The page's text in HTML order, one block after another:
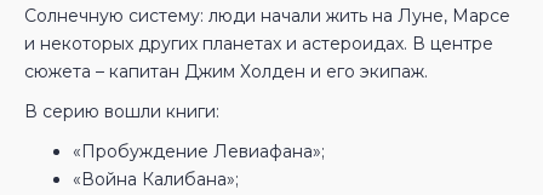
Солнечную систему: люди начали жить на Луне, Марсе
и некоторых других планетах и астероидах. В центре
сюжета – капитан Джим Холден и его экипаж.
В серию вошли книги:
«Пробуждение Левиафана»;
«Война Калибана»;